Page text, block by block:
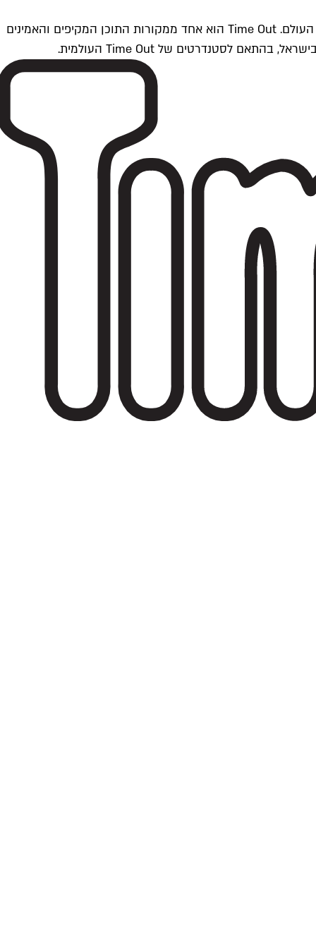
Time Outתל אביב הוא חלק מרשת Time Out Global — רשת מדיה בינלאומית הפועלת ב-360 ערים מרכזיות וב-60 מדינות ברחבי העולם. Time Out הוא אחד ממקורות התוכן המקיפים והאמינים